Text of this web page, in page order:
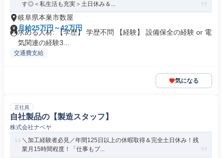
す◎＜私生活も充実＞土日休み＆...
岐阜県本巣市数屋
月給25万円～42万円
求める人材: 【学歴】 学歴不問 【経験】 設備保全の経験 or 電
気関連の経験3...
交通費支給
気になる
正社員
自社製品の【製造スタッフ】
株式会社ナベヤ
＼加工経験者必見／年間125日以上の休暇取得＆完全土日休み！残
業月15時間程度！「仕事もプ...